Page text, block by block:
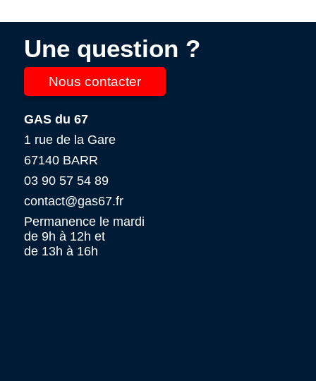
Une question ?
Nous contacter
GAS du 67
1 rue de la Gare
67140 BARR
03 90 57 54 89
contact@gas67.fr
Permanence le mardi
de 9h à 12h et
de 13h à 16h